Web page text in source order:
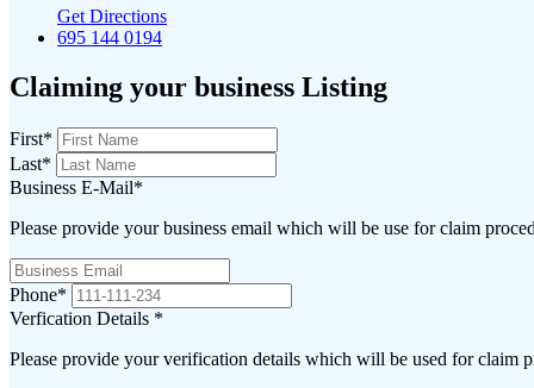
Get Directions
695 144 0194
Claiming your business Listing
First*
Last*
Business E-Mail*
Please provide your business email which will be use for claim
Phone*
Verfication Details *
Please provide your verification details which will be used for claim